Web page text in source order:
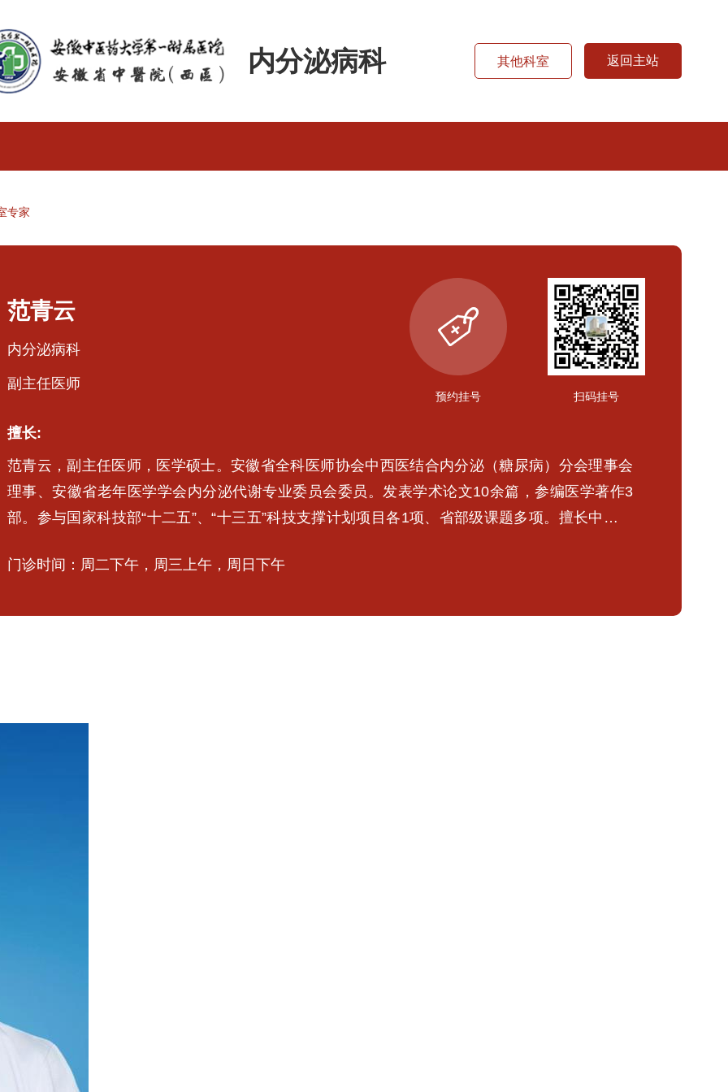
内分泌病科 其他科室 返回主站
专家
范青云
内分泌病科
副主任医师
擅长:
范青云，副主任医师，医学硕士。安徽省全科医师协会中西医结合内分泌（糖尿病）分会理事会
理事、安徽省老年医学学会内分泌代谢专业委员会委员。发表学术论文10余篇，参编医学著作3
部。参与国家科技部“十二五”、“十三五”科技支撑计划项目各1项、省部级课题多项。擅长中西医
症/痛风、继发性高血压、血脂异常、肥胖、骨质疏松、围绝经期综合征、月经不调、痤疮、肾上
门诊时间：周二下午，周三上午，周日下午
预约挂号 扫码挂号